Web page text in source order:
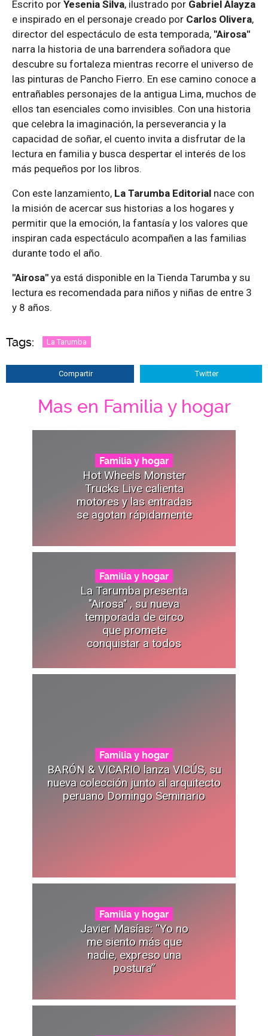
Escrito por Yesenia Silva, ilustrado por Gabriel Alayza
e inspirado en el personaje creado por Carlos Olivera,
director del espectáculo de esta temporada, "Airosa"
narra la historia de una barrendera soñadora que
descubre su fortaleza mientras recorre el universo de
las pinturas de Pancho Fierro. En ese camino conoce a
entrañables personajes de la antigua Lima, muchos de
ellos tan esenciales como invisibles. Con una historia
que celebra la imaginación, la perseverancia y la
capacidad de soñar, el cuento invita a disfrutar de la
lectura en familia y busca despertar el interés de los
más pequeños por los libros.
Con este lanzamiento, La Tarumba Editorial nace con
la misión de acercar sus historias a los hogares y
permitir que la emoción, la fantasía y los valores que
inspiran cada espectáculo acompañen a las familias
durante todo el año.
"Airosa" ya está disponible en la Tienda Tarumba y su
lectura es recomendada para niños y niñas de entre 3
y 8 años.
Tags: La Tarumba
Compartir Twitter
Mas en Familia y hogar
Familia y hogar
Hot Wheels Monster
Trucks Live calienta
motores y las entradas
se agotan rápidamente
Familia y hogar
La Tarumba presenta
"Airosa" , su nueva
temporada de circo
que promete
conquistar a todos
Familia y hogar
BARÓN & VICARIO lanza VICÚS, su
nueva colección junto al arquitecto
peruano Domingo Seminario
Familia y hogar
Javier Masías: “Yo no
me siento más que
nadie, expreso una
postura”